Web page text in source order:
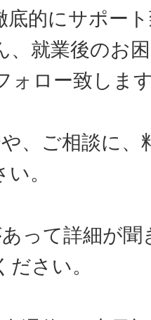
底的にサポー
、就業後のお
ォロー致しま
、ご相談に
。
って詳細が
さい。